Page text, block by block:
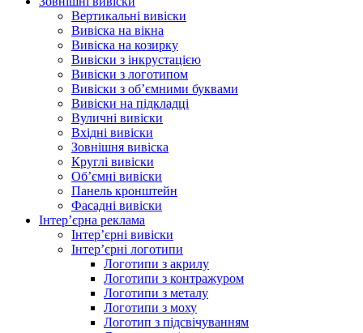
Вертикальні вивіски
Вивіска на вікна
Вивіска на козирку
Вивіски з інкрустацією
Вивіски з логотипом
Вивіски з об’ємними буквами
Вивіски на підкладці
Вуличні вивіски
Вхідні вивіски
Зовнішня вивіска
Круглі вивіски
Об’ємні вивіски
Панель кронштейн
Фасадні вивіски
Інтер’єрна реклама
Інтер’єрні вивіски
Інтер’єрні логотипи
Логотипи з акрилу
Логотипи з контражуром
Логотипи з металу
Логотипи з моху
Логотип з підсвічуванням